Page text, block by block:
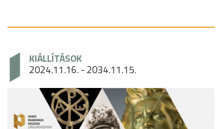
KIÁLLÍTÁSOK
2024.11.16. - 2034.11.15.